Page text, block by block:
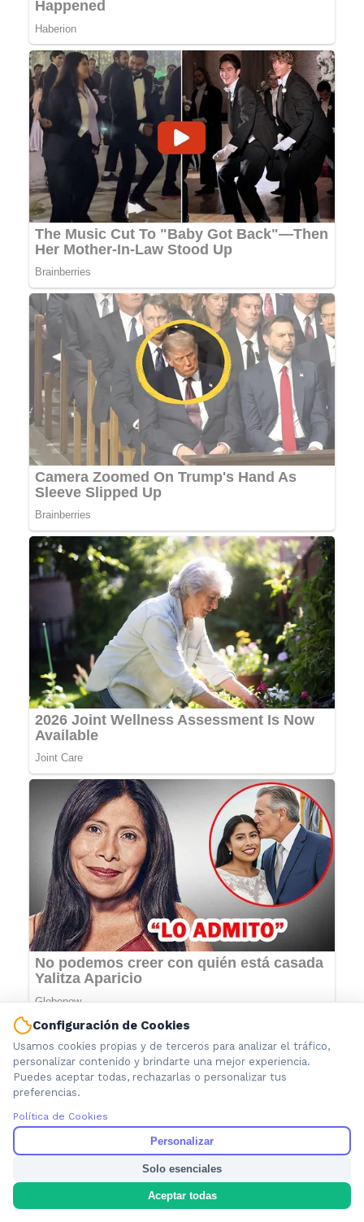
Configuración de Cookies
Usamos cookies propias y de terceros para analizar el tráfico,
personalizar contenido y brindarte una mejor experiencia.
Puedes aceptar todas, rechazarlas o personalizar tus
preferencias.
Política de Cookies
Personalizar
Solo esenciales
Aceptar todas